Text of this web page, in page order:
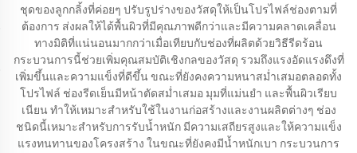
ชุดของลูกกลิ้งที่ค่อยๆ ปรับรูปร่างของวัสดุให้เป็นโปรไฟล์ช่องตามที่
ต้องการ ส่งผลให้ได้พื้นผิวที่มีคุณภาพดีกว่าและมีความคลาดเคลื่อน
ทางมิติที่แน่นอนมากกว่าเมื่อเทียบกับช่องที่ผลิตด้วยวิธีรีดร้อน
กระบวนการนี้ช่วยเพิ่มคุณสมบัติเชิงกลของวัสดุ รวมถึงแรงอัดแรงดึงที่
เพิ่มขึ้นและความแข็งที่ดีขึ้น ขณะที่ยังคงความหนาสม่ำเสมอตลอดทั้ง
โปรไฟล์ ช่องรีดเย็นมีหน้าตัดสม่ำเสมอ มุมที่แม่นยำ และพื้นผิวเรียบ
เนียน ทำให้เหมาะสำหรับใช้ในงานก่อสร้างและงานผลิตต่างๆ ช่อง
ชนิดนี้เหมาะสำหรับการรับน้ำหนัก มีความเสถียรสูงและให้ความแข็ง
แรงทนทานของโครงสร้าง ในขณะที่ยังคงมีน้ำหนักเบา กระบวนการ